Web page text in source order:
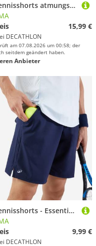
Herren Tennisshorts atmungsaktiv - Dry grau
15,99 €
DECATHLON
am 07.08.2026 um 00:58; der
seitdem geändert haben.
Anbieter
Herren Tennisshorts - Essential marineblau
9,99 €
DECATHLON